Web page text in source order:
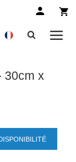
30cm x